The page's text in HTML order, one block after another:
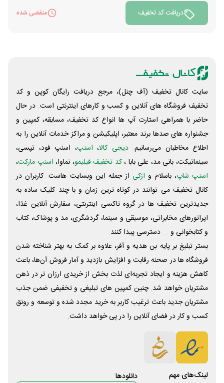
دریافت کد تخفیف
منقضی شده
سایت کانال تخفیف (آف چنل)، مرجع دریافت رایگان کوپن و کد
تخفیف فروشگاه های آنلاین و کسب و‌ کارهای اینترنتی است. در حال
حاضر با همراهی استارت آپ ها انواع کد تخفیف، مسابقه، کمپین و
جشنواره های صدها برند معتبر، اپلیکیشن و مراکز خدمات آنلاین را به
اطلاع مخاطبان می‌رسانیم. دیجی کالا، اسنپ، اسنپ فود، تپسی،
سینماتیکت، بانی مد، علی‌ بابا ،کد تخفیف فیلیمو، نماوا، اسنپ مارکت،
اسنپ شاپ، باسلام و ازکی از جمله این وبسایت ‌هاست. کاربران در
کانال تخفیف می توانند در کوتاه ترین زمان و با چند کلیک ساده به
جدیدترین تخفیف ها در گروه تاکسی اینترنتی، سفارش آنلاین غذا،
اپراتورهای مخابراتی، موسیقی و سینما، گردشگری، مد و پوشاک، کتاب
و کتابخوانی و ... دسترسی پیدا کنند.
بستر تبلیغ بر پایه بن هدیه و آفر، علاوه بر کمک به بهتر شناخته شدن
فروشگاه ها در صحنه رقابت و افزایش بازدید و آمار فروش آن‌ها، باعث
کاهش هزینه و ایجاد تجربه‌ای لذت بخش از خریدی ارزان تر در ذهن
مشتریان خواهد شد. چنین کمپین های تبلیغی و تخفیفی ضمن جذب
مشتریان جدید باعث ترغیب کاربر به خرید مجدد شده و توسعه و رونق
کسب و کار در فضای آنلاین را در پی خواهد داشت.
لینک‌های مهم دانلود‌ها